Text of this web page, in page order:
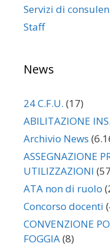
Servizi di
Staff
News
24 C.F.U. (17)
ABILITAZIONE
Archivio News
ASSEGNAZIONE
UTILIZZAZIONI
ATA non di ruolo
Concorso docenti
CONVENZIONE
FOGGIA(8)